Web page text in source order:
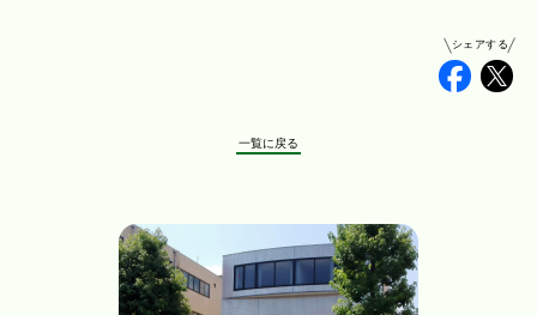
シェアする
一覧に戻る